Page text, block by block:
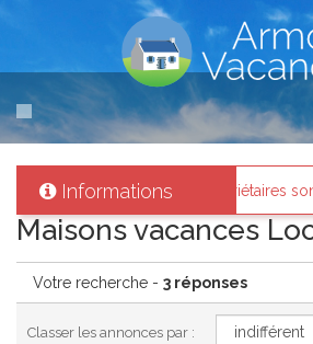
Informations
: Tous les propriétaires sont identifiés et
Maisons vacances
Votre recherche - 3 réponses
Classer les annonces par :